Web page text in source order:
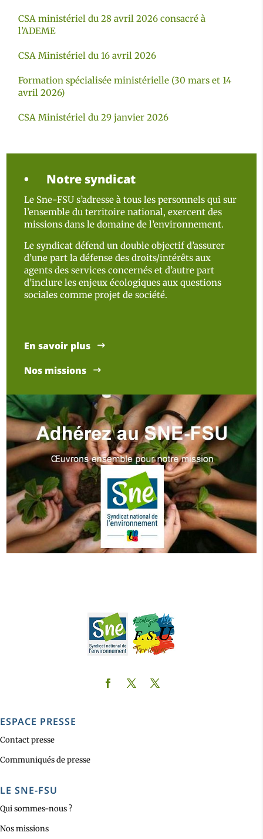
CSA ministériel du 28 avril 2026 consacré à
l’ADEME
CSA Ministériel du 16 avril 2026
Formation spécialisée ministérielle (30 mars et 14
avril 2026)
CSA Ministériel du 29 janvier 2026
Notre syndicat
Le Sne-FSU s’adresse à tous les personnels qui sur
l’ensemble du territoire national, exercent des
missions dans le domaine de l’environnement.
Le syndicat défend un double objectif d’assurer
d’une part la défense des droits/intérêts aux
agents des services concernés et d’autre part
d’inclure les enjeux écologiques aux questions
sociales comme projet de société.
En savoir plus
Nos missions
ESPACE PRESSE
Contact presse
Communiqués de presse
LE SNE-FSU
Qui sommes-nous ?
Nos missions